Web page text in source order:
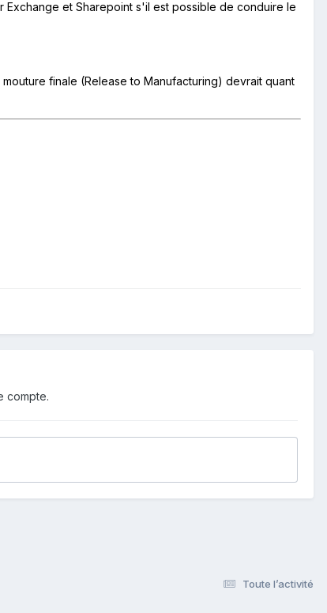
et Sharepoint s'il est possible de conduire le
finale (Release to Manufacturing) devrait quant
compte.
Toute l’activité